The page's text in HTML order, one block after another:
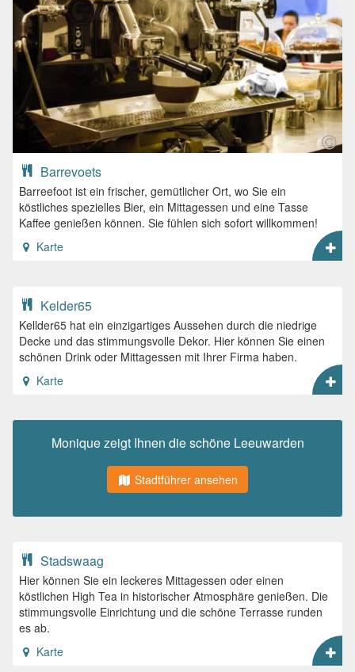
Barrevoets
Barreefoot ist ein frischer, gemütlicher Ort, wo Sie ein
köstliches spezielles Bier, ein Mittagessen und eine Tasse
Kaffee genießen können. Sie fühlen sich sofort willkommen!
Karte
Kelder65
Kellder65 hat ein einzigartiges Aussehen durch die niedrige
Decke und das stimmungsvolle Dekor. Hier können Sie einen
schönen Drink oder Mittagessen mit Ihrer Firma haben.
Karte
Monique zeigt Ihnen die schöne Leeuwarden
Stadtführer ansehen
Stadswaag
Hier können Sie ein leckeres Mittagessen oder einen
köstlichen High Tea in historischer Atmosphäre genießen. Die
stimmungsvolle Einrichtung und die schöne Terrasse runden
es ab.
Karte